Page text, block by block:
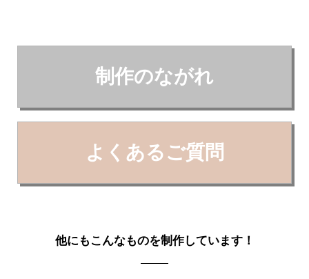
制作のながれ
よくあるご質問
他にもこんなものを制作しています！